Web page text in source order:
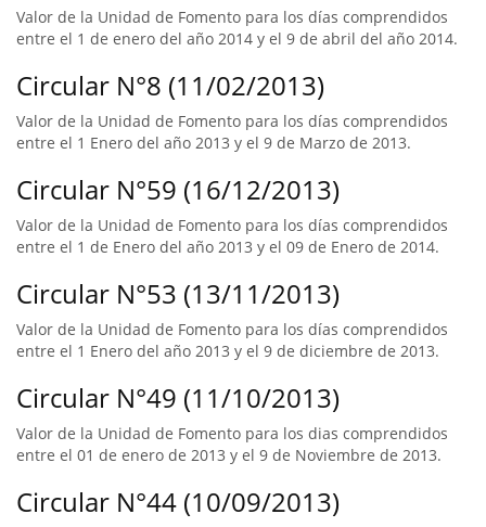
Valor de la Unidad de Fomento para los días comprendidos
entre el 1 de enero del año 2014 y el 9 de abril del año 2014.
Circular N°8 (11/02/2013)
Valor de la Unidad de Fomento para los días comprendidos
entre el 1 Enero del año 2013 y el 9 de Marzo de 2013.
Circular N°59 (16/12/2013)
Valor de la Unidad de Fomento para los días comprendidos
entre el 1 de Enero del año 2013 y el 09 de Enero de 2014.
Circular N°53 (13/11/2013)
Valor de la Unidad de Fomento para los días comprendidos
entre el 1 Enero del año 2013 y el 9 de diciembre de 2013.
Circular N°49 (11/10/2013)
Valor de la Unidad de Fomento para los dias comprendidos
entre el 01 de enero de 2013 y el 9 de Noviembre de 2013.
Circular N°44 (10/09/2013)